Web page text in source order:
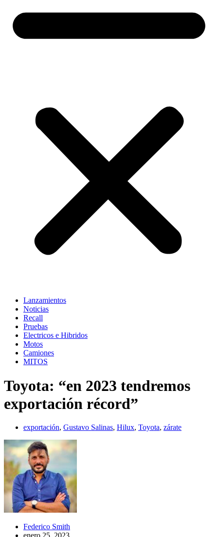
Lanzamientos
Noticias
Recall
Pruebas
Electricos e Hibridos
Motos
Camiones
MITOS
Toyota: “en 2023 tendremos
exportación récord”
exportación, Gustavo Salinas, Hilux, Toyota, zárate
Federico Smith